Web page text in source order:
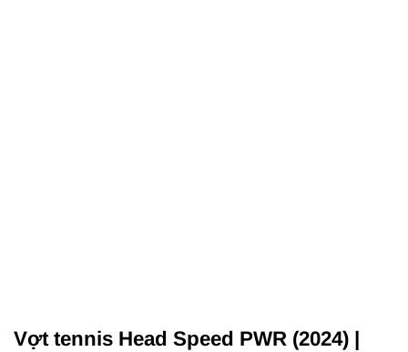
Vợt tennis Head Speed PWR (2024) |